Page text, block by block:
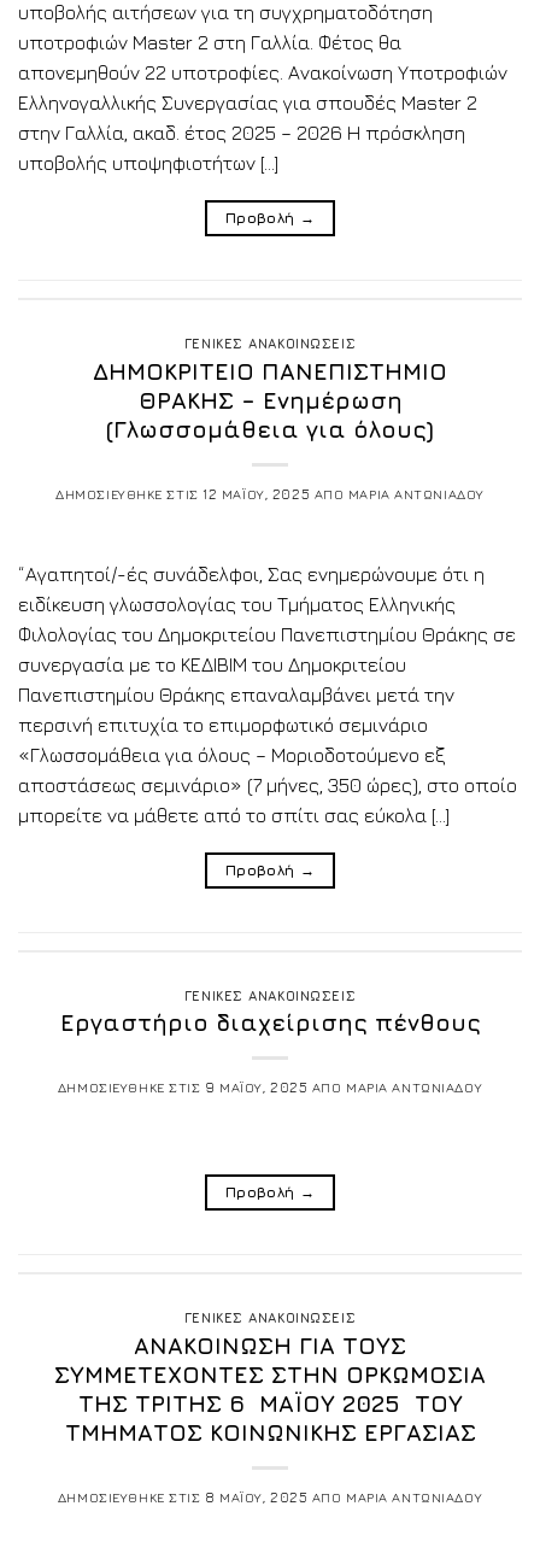
υποβολής αιτήσεων για τη συγχρηματοδότηση
υποτροφιών Master 2 στη Γαλλία. Φέτος θα
απονεμηθούν 22 υποτροφίες. Ανακοίνωση Υποτροφιών
Ελληνογαλλικής Συνεργασίας για σπουδές Master 2
στην Γαλλία, ακαδ. έτος 2025 – 2026 Η πρόσκληση
υποβολής υποψηφιοτήτων […]
Προβολή →
ΓΕΝΙΚΕΣ ΑΝΑΚΟΙΝΩΣΕΙΣ
ΔΗΜΟΚΡΙΤΕΙΟ ΠΑΝΕΠΙΣΤΗΜΙΟ
ΘΡΑΚΗΣ – Ενημέρωση
(Γλωσσομάθεια για όλους)
ΔΗΜΟΣΙΕΥΘΗΚΕ ΣΤΙΣ 12 ΜΑΪΟΥ, 2025 ΑΠΟ ΜΑΡΙΑ ΑΝΤΩΝΙΑΔΟΥ
“Αγαπητοί/-ές συνάδελφοι, Σας ενημερώνουμε ότι η
ειδίκευση γλωσσολογίας του Τμήματος Ελληνικής
Φιλολογίας του Δημοκριτείου Πανεπιστημίου Θράκης σε
συνεργασία με το ΚΕΔΙΒΙΜ του Δημοκριτείου
Πανεπιστημίου Θράκης επαναλαμβάνει μετά την
περσινή επιτυχία το επιμορφωτικό σεμινάριο
«Γλωσσομάθεια για όλους – Μοριοδοτούμενο εξ
αποστάσεως σεμινάριο» (7 μήνες, 350 ώρες), στο οποίο
μπορείτε να μάθετε από το σπίτι σας εύκολα […]
Προβολή →
ΓΕΝΙΚΕΣ ΑΝΑΚΟΙΝΩΣΕΙΣ
Εργαστήριο διαχείρισης πένθους
ΔΗΜΟΣΙΕΥΘΗΚΕ ΣΤΙΣ 9 ΜΑΪΟΥ, 2025 ΑΠΟ ΜΑΡΙΑ ΑΝΤΩΝΙΑΔΟΥ
Προβολή →
ΓΕΝΙΚΕΣ ΑΝΑΚΟΙΝΩΣΕΙΣ
ΑΝΑΚΟΙΝΩΣΗ ΓΙΑ ΤΟΥΣ
ΣΥΜΜΕΤΕΧΟΝΤΕΣ ΣΤΗΝ ΟΡΚΩΜΟΣΙΑ
ΤΗΣ ΤΡΙΤΗΣ 6 ΜΑΪΟΥ 2025 ΤΟΥ
ΤΜΗΜΑΤΟΣ ΚΟΙΝΩΝΙΚΗΣ ΕΡΓΑΣΙΑΣ
ΔΗΜΟΣΙΕΥΘΗΚΕ ΣΤΙΣ 8 ΜΑΪΟΥ, 2025 ΑΠΟ ΜΑΡΙΑ ΑΝΤΩΝΙΑΔΟΥ